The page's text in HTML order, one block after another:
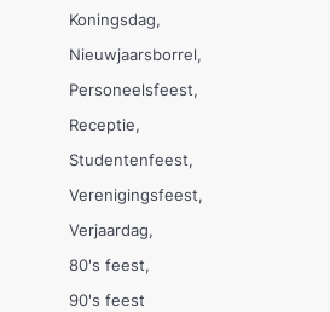
Koningsdag
Nieuwjaarsborrel
Personeelsfeest
Receptie
Studentenfeest
Verenigingsfeest
Verjaardag
80's feest
90's feest